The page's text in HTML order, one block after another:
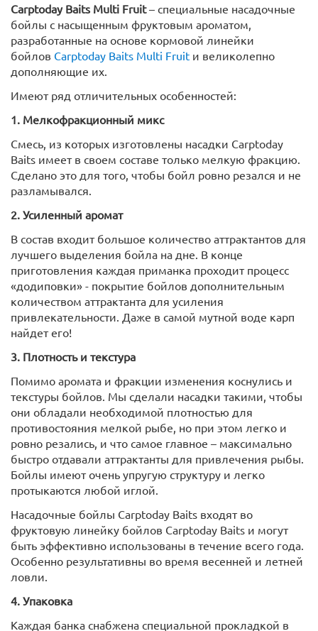
Carptoday Baits Multi Fruit– специальные насадочные
бойлы с насыщенным фруктовым ароматом,
разработанные на основе кормовой линейки
бойлов Carptoday Baits Multi Fruit и великолепно
дополняющие их.
Имеют ряд отличительных особенностей:
1. Мелкофракционный микс
Смесь, из которых изготовлены насадки Carptoday
Baits имеет в своем составе только мелкую фракцию.
Сделано это для того, чтобы бойл ровно резался и не
разламывался.
2. Усиленный аромат
В состав входит большое количество аттрактантов для
лучшего выделения бойла на дне. В конце
приготовления каждая приманка проходит процесс
«додиповки» - покрытие бойлов дополнительным
количеством аттрактанта для усиления
привлекательности. Даже в самой мутной воде карп
найдет его!
3. Плотность и текстура
Помимо аромата и фракции изменения коснулись и
текстуры бойлов. Мы сделали насадки такими, чтобы
они обладали необходимой плотностью для
противостояния мелкой рыбе, но при этом легко и
ровно резались, и что самое главное – максимально
быстро отдавали аттрактанты для привлечения рыбы.
Бойлы имеют очень упругую структуру и легко
протыкаются любой иглой.
Насадочные бойлы Carptoday Baits входят во
фруктовую линейку бойлов Carptoday Baits и могут
быть эффективно использованы в течение всего года.
Особенно результативны во время весенней и летней
ловли.
4. Упаковка
Каждая банка снабжена специальной прокладкой в